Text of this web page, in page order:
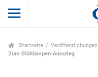
Startseite Veröffentlichungen
Zum Glühlampen-Ausstieg